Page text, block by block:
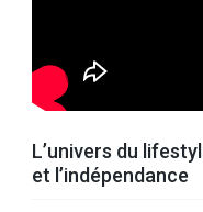
L’univers du
et l’indépendance